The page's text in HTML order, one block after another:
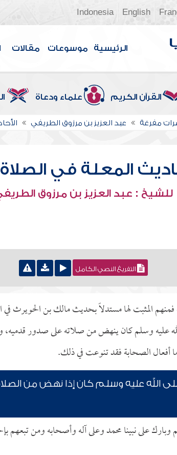
English
Indonesia
الرئيسية موسوعات مقالات
القرآن الكريم علماء ودعاة
مفرغة عبد العزيز بن مرزوق الطريفي
المعلة في الصلاة
للشيخ : عبد العزيز بن مرزوق
التفريغ النصي الكامل
المثبت لها مستدلاً بحديث مالك بن الحويرث في
عليه وسلم كان ينهض من صلاته على صدور قدميه،
أفعال الصحابة فقد تنوعت في ذلك.
الله عليه وسلم كان إذا نهض من
وبارك على نبينا محمد وعلى آله وأصحابه ومن تبعهم